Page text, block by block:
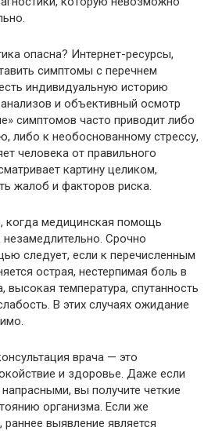
опасна? Интернет-ресурсы,
симптомы с перечнем
индивидуальную историю
и объективный осмотр
симптомов часто приводит либо
либо к необоснованному стрессу,
человека от правильного
картину целиком,
жалоб и факторов риска.
когда медицинская помощь
Срочно
следует, если к перечисленным
острая, нестерпимая боль в
высокая температура, спутанность
В этих случаях ожидание
врача — это
и здоровье. Даже если
вы получите четкие
организма. Если же
выявление является